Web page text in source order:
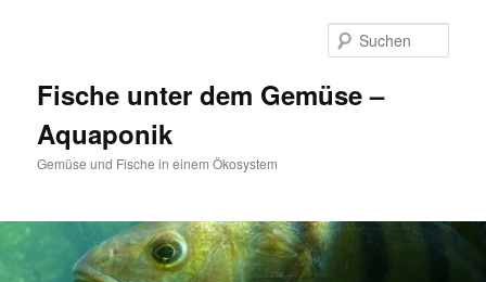
Fische unter dem Gemüse –
Aquaponik
Gemüse und Fische in einem Ökosystem